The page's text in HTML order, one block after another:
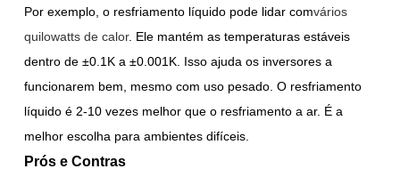
Por exemplo, o resfriamento líquido pode lidar comvários
quilowatts de calor. Ele mantém as temperaturas estáveis
dentro de ±0.1K a ±0.001K. Isso ajuda os inversores a
funcionarem bem, mesmo com uso pesado. O resfriamento
líquido é 2-10 vezes melhor que o resfriamento a ar. É a
melhor escolha para ambientes difíceis.
Prós e Contras